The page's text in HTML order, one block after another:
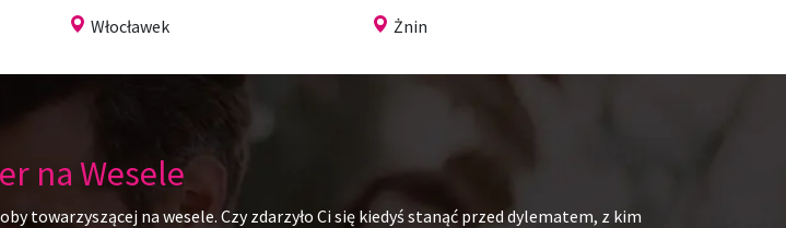
Włocławek Żnin
na Wesele
towarzyszącej na wesele. Czy zdarzyło Ci się kiedyś stanąć przed dylematem, z kim